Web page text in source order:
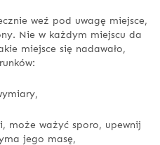
weź pod uwagę miejsce,
Nie w każdym miejscu da
miejsce się nadawało,
może ważyć sporo, upewnij
jego masę,